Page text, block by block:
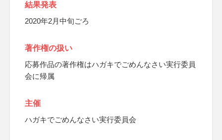
結果発表
2020年2月中旬ごろ
著作権の扱い
応募作品の著作権はハガキでごめんなさい実行委員
会に帰属
主催
ハガキでごめんなさい実行委員会